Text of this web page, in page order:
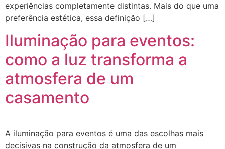
experiências completamente distintas. Mais do que uma
preferência estética, essa definição […]
Iluminação para eventos:
como a luz transforma a
atmosfera de um
casamento
A iluminação para eventos é uma das escolhas mais
decisivas na construção da atmosfera de um